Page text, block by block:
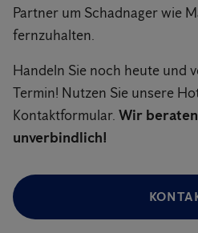
Partner um Schadnager wie
fernzuhalten.
Handeln Sie noch heute und
Termin! Nutzen Sie unsere
Kontaktformular. Wir
unverbindlich!